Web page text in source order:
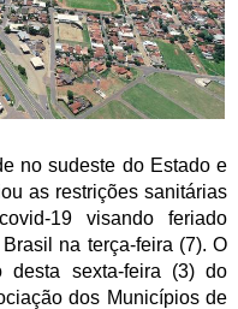
no sudeste do Estado e
as restrições sanitárias
19 visando feriado
na terça-feira (7). O
desta sexta-feira (3) do
dos Municípios de